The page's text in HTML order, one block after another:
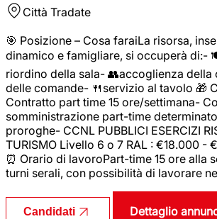
Città Tradate
🎯 Posizione – Cosa faraiLa risorsa,
dinamico e famigliare, si occuperà di:-
riordino della sala- 👥accoglienza della
delle comande- 🍴servizio al tavolo 🎁
Contratto part time 15 ore/settimana-
somministrazione part-time
proroghe- CCNL PUBBLICI ESERCIZI
TURISMO Livello 6 o 7 RAL : €18.000 -
⏰ Orario di lavoroPart-time 15 ore alla
turni serali, con possibilità di lavorare
Candidati Dettaglio